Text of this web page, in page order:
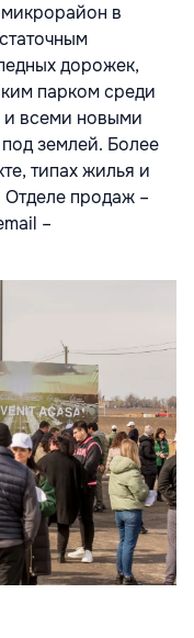
в
дорожек,
парком среди
и всеми новыми
землей. Более
типах жилья и
продаж –
–